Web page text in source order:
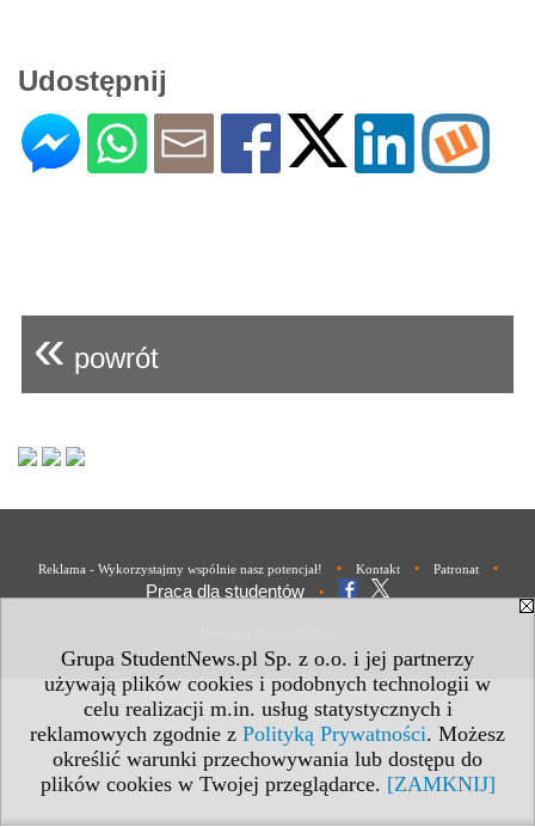
Grupa StudentNews.pl Sp. z o.o. i jej partnerzy
używają plików cookies i podobnych technologii w
celu realizacji m.in. usług statystycznych i
reklamowych zgodnie z Polityką Prywatności. Możesz
określić warunki przechowywania lub dostępu do
plików cookies w Twojej przeglądarce. [ZAMKNIJ]
Udostępnij
« powrót
Reklama - Wykorzystajmy wspólnie nasz potencjał! • Kontakt • Patronat •
Praca dla studentów •